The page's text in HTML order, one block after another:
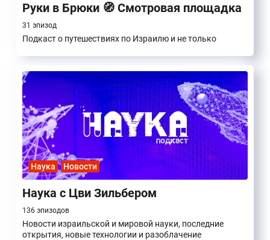
Руки в Брюки 🧭 Смотровая площадка
31 эпизод
Подкаст о путешествиях по Израилю и не только
Наука Новости
Наука с Цви Зильбером
136 эпизодов
Новости израильской и мировой науки, последние
открытия, новые технологии и разоблачение